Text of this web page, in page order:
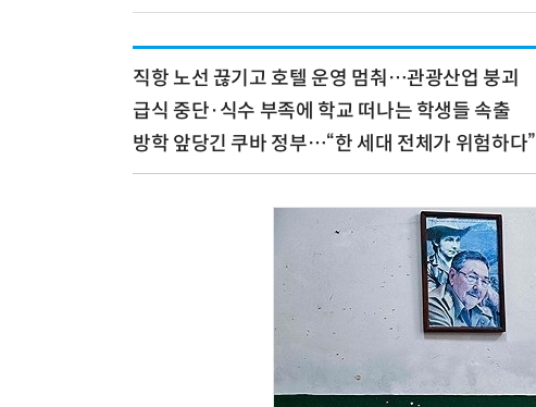
직항 노선 끊기고 호텔 운영 멈춰…관광산업 붕괴
급식 중단·식수 부족에 학교 떠나는 학생들 속출
방학 앞당긴 쿠바 정부…“한 세대 전체가 위험하다”